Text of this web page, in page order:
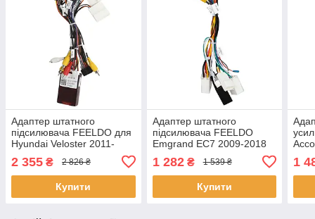
Адаптер штатного
підсилювача FEELDO для
Hyundai Veloster 2011-
(5312) Хюндай 6шт
2 355 ₴ 2 826 ₴
Купити
Адаптер штатного
підсилювача FEELDO
Emgrand EC7 2009-2018
CAN-BUS (7505) Емгранд
фішка 2 шт.
1 282₴ 1 539 ₴
Купити
1